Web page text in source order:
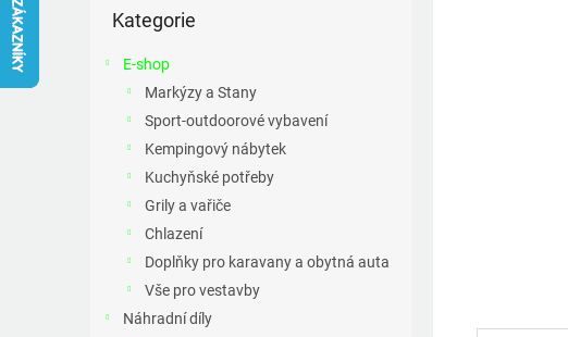
kategorie
Kategorie
E-shop
Markýzy a Stany
Sport-outdoorové vybavení
Kempingový nábytek
Kuchyňské potřeby
Grily a vařiče
Chlazení
Doplňky pro karavany a obytná auta
Vše pro vestavby
Náhradní díly